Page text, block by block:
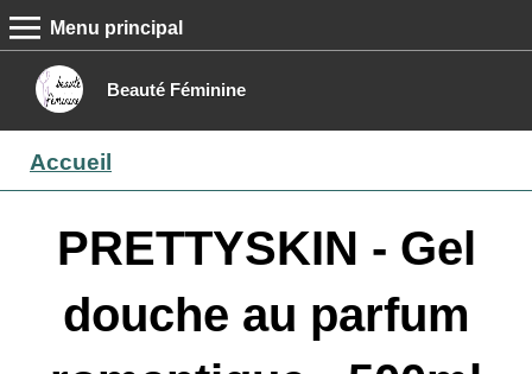
Beauté Féminine
MENU PRINCIPAL
Menu principal
Boutique
Contact
Accueil
PRETTYSKIN - Gel
douche au parfum